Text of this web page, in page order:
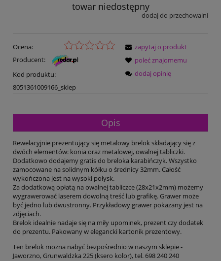
towar niedostępny
dodaj do przechowalni
Ocena:
Producent:
Kod produktu:
8051361009166_sklep
zapytaj o produkt
poleć znajomemu
dodaj opinię
Opis
Rewelacyjnie prezentujący się metalowy brelok składający się z
dwóch elementów: konia oraz metalowej, owalnej tabliczki.
Dodatkowo dodajemy gratis do breloka karabińczyk. Wszystko
zamocowane na solidnym kółku o średnicy 32mm. Całość
wykończona jest na wysoki połysk.
Za dodatkową opłatą na owalnej tabliczce (28x21x2mm) możemy
wygrawerować laserem dowolną treść lub grafikę. Grawer może
być jedno lub dwustronny. Przykładowy grawer pokazany jest na
zdjęciach.
Brelok idealnie nadaje się na miły upominek, prezent czy dodatek
do prezentu. Pakowany w elegancki kartonik prezentowy.
Ten brelok można nabyć bezpośrednio w naszym sklepie -
Jaworzno, Grunwaldzka 225 (ksero kolor), tel. 698 240 240